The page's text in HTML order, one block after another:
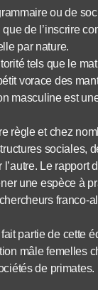
ou de
de l’inscrire
par nature.
tels que le
vorace des
masculine est
règle et chez
sociales,
Le rapport
une espèce à
franco-
partie de cette
mâle femelles
de primates.